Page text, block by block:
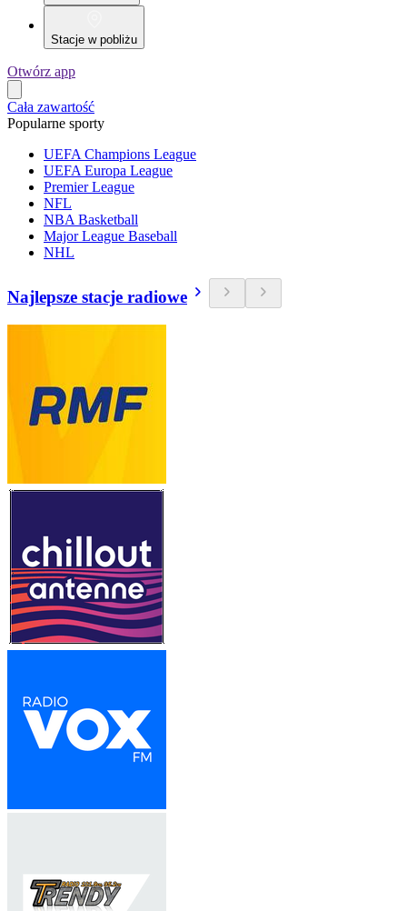
Stacje w pobliżu
Otwórz app
Cała zawartość
Popularne sporty
UEFA Champions League
UEFA Europa League
Premier League
NFL
NBA Basketball
Major League Baseball
NHL
Najlepsze stacje radiowe